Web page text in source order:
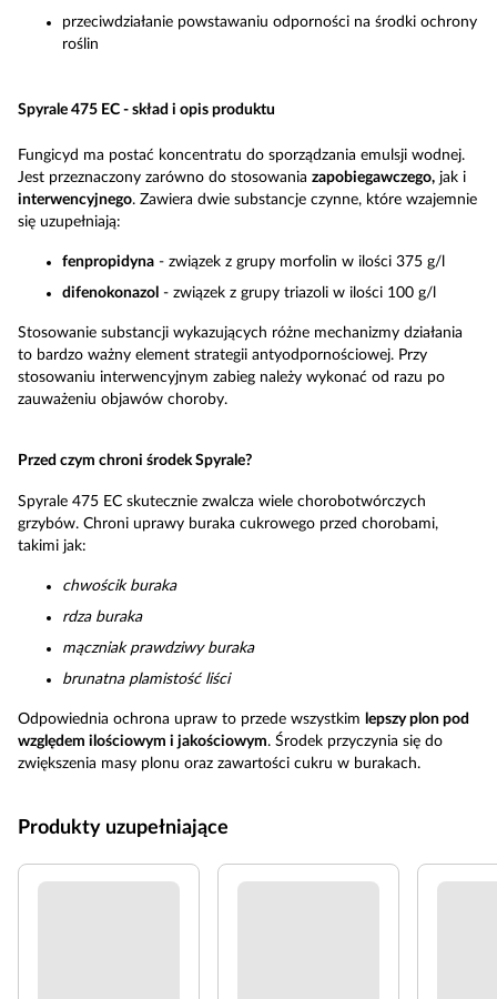
przeciwdziałanie powstawaniu odporności na środki ochrony
roślin
Spyrale 475 EC - skład i opis produktu
Fungicyd ma postać koncentratu do sporządzania emulsji wodnej.
Jest przeznaczony zarówno do stosowania zapobiegawczego, jak i
interwencyjnego. Zawiera dwie substancje czynne, które wzajemnie
się uzupełniają:
fenpropidyna - związek z grupy morfolin w ilości 375 g/l
difenokonazol - związek z grupy triazoli w ilości 100 g/l
Stosowanie substancji wykazujących różne mechanizmy działania
to bardzo ważny element strategii antyodpornościowej. Przy
stosowaniu interwencyjnym zabieg należy wykonać od razu po
zauważeniu objawów choroby.
Przed czym chroni środek Spyrale?
Spyrale 475 EC skutecznie zwalcza wiele chorobotwórczych
grzybów. Chroni uprawy buraka cukrowego przed chorobami,
takimi jak:
chwościk buraka
rdza buraka
mączniak prawdziwy buraka
brunatna plamistość liści
Odpowiednia ochrona upraw to przede wszystkim lepszy plon pod
względem ilościowym i jakościowym. Środek przyczynia się do
zwiększenia masy plonu oraz zawartości cukru w burakach.
Produkty uzupełniające